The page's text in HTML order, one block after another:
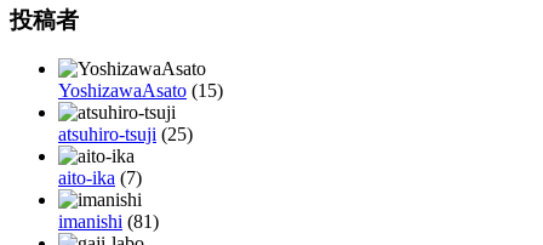
投稿者
YoshizawaAsato (15)
atsuhiro-tsuji (25)
aito-ika (7)
imanishi (81)